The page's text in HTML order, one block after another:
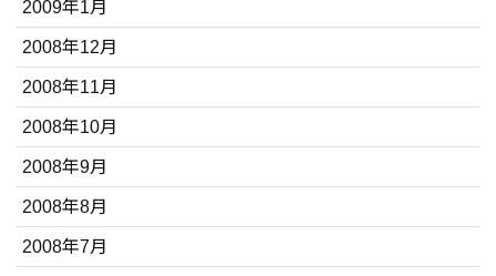
2009年1月
2008年12月
2008年11月
2008年10月
2008年9月
2008年8月
2008年7月